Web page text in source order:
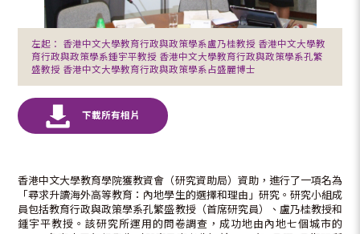
左起： 香港中文大學教育行政與政策學系盧乃桂教授 香港中文大學教
育行政與政策學系鍾宇平教授 香港中文大學教育行政與政策學系孔繁
盛教授 香港中文大學教育行政與政策學系占盛麗博士
香港中文大學教育學院獲教資會（研究資助局）資助，進行了一項名為
「尋求升讀海外高等教育：內地學生的選擇和理由」研究。研究小組成
員包括教育行政與政策學系孔繁盛教授（首席研究員）、盧乃桂教授和
鍾宇平教授。該研究所運用的問卷調查，成功地由內地七個城市的